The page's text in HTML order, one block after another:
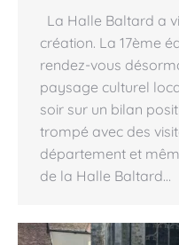
La Halle Baltard a
création. La 17ème
rendez-vous
paysage culturel
soir sur un bilan
trompé avec des
département et
de la Halle Baltard…